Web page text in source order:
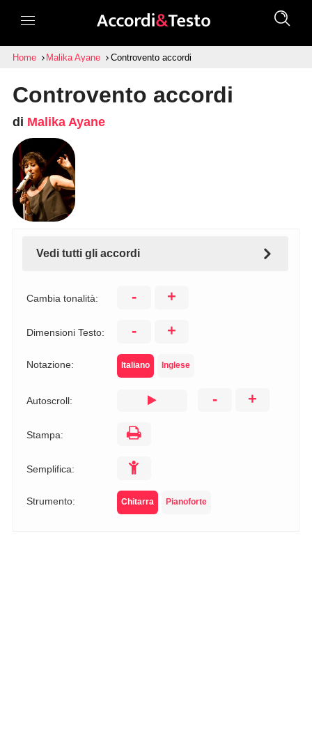
Home Malika Ayane Controvento accordi
Controvento accordi
di Malika Ayane
Vedi tutti gli accordi
Cambia tonalità: - +
Dimensioni Testo: - +
Notazione: Italiano Inglese
Autoscroll: - +
Stampa:
Semplifica:
Strumento: Chitarra Pianoforte